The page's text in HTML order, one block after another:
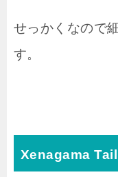
せっかくなので
す。
Xenagama